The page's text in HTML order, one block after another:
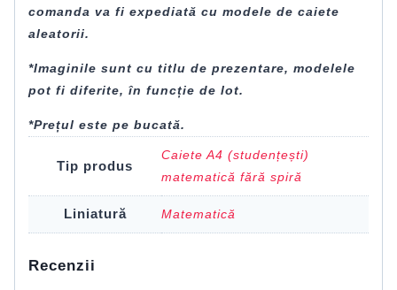
comanda va fi expediată cu modele de caiete
aleatorii.
*Imaginile sunt cu titlu de prezentare, modelele
pot fi diferite, în funcție de lot.
*Prețul este pe bucată.
Tip produs
Caiete A4 (studențești)
matematică fără spiră
Liniatură Matematică
Recenzii